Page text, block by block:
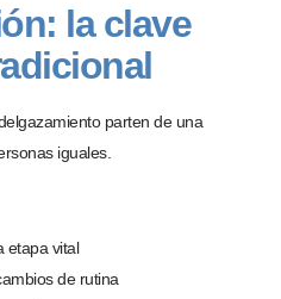
la clave
parten de una
iguales.
etapa vital
de rutina